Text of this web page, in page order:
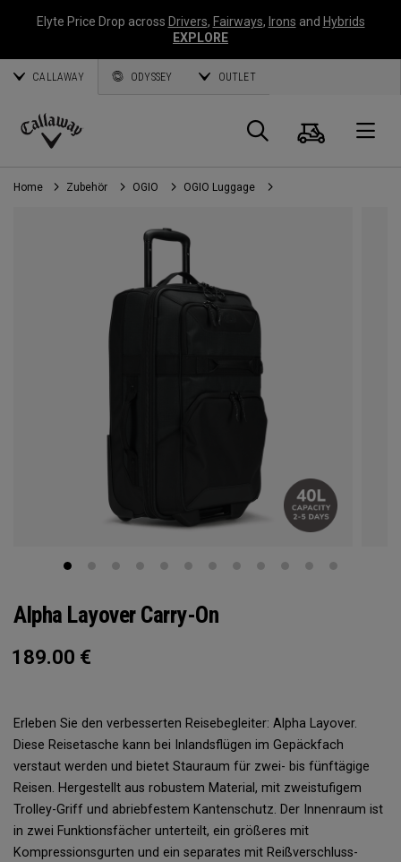
Elyte Price Drop across Drivers, Fairways, Irons and Hybrids
EXPLORE
CALLAWAY ODYSSEY OUTLET
Callaway
Golf
Suche
Home Zubehör OGIO OGIO Luggage
Alpha Layover Carry-On
189.00 €
Erleben Sie den verbesserten Reisebegleiter: Alpha Layover.
Diese Reisetasche kann bei Inlandsflügen im Gepäckfach
verstaut werden und bietet Stauraum für zwei- bis fünftägige
Reisen. Hergestellt aus robustem Material, mit zweistufigem
Trolley-Griff und abriebfestem Kantenschutz. Der Innenraum ist
in zwei Funktionsfächer unterteilt, ein größeres mit
Kompressionsgurten und ein separates mit Reißverschluss-